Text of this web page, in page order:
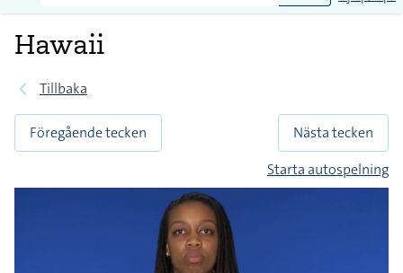
Hawaii
Tillbaka
Föregående tecken
Nästa tecken
Starta autospelning